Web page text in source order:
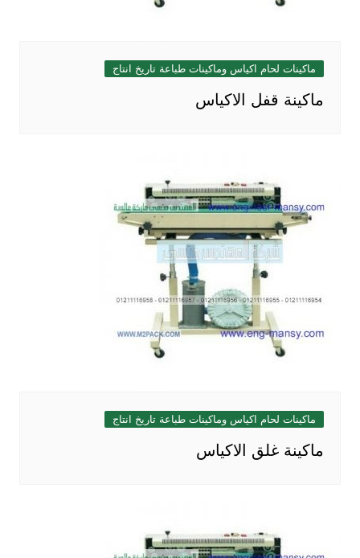
ماكينات لحام اكياس وماكينات طباعة تاريخ انتاج
ماكينة قفل الاكياس
ماكينات لحام اكياس وماكينات طباعة تاريخ انتاج
ماكينة غلق الاكياس